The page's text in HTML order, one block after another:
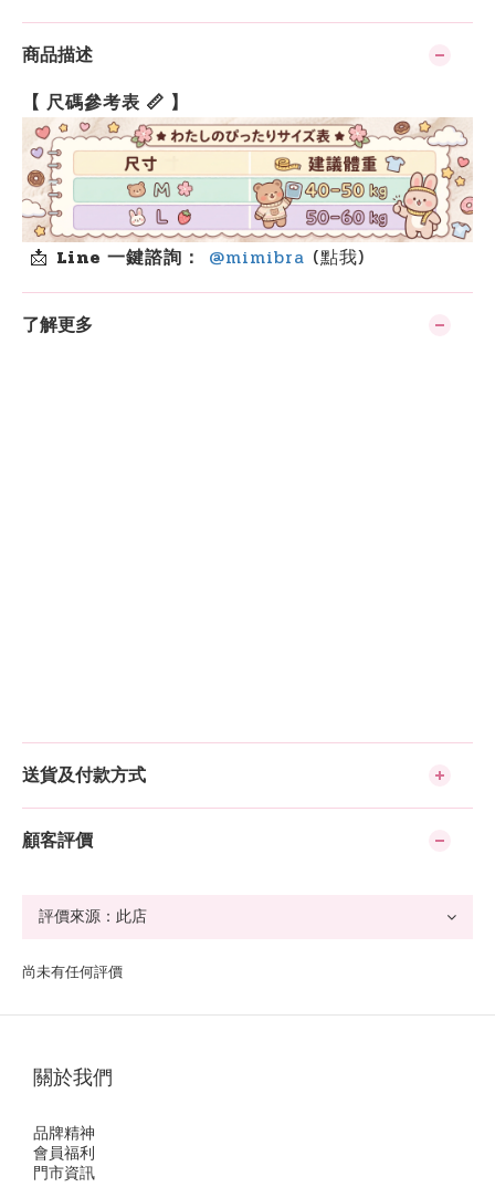
商品描述
【 尺碼參考表 📏 】
📩 Line 一鍵諮詢： @mimibra (點我)
了解更多
送貨及付款方式
顧客評價
尚未有任何評價
關於我們
品牌精神
會員福利
門市資訊